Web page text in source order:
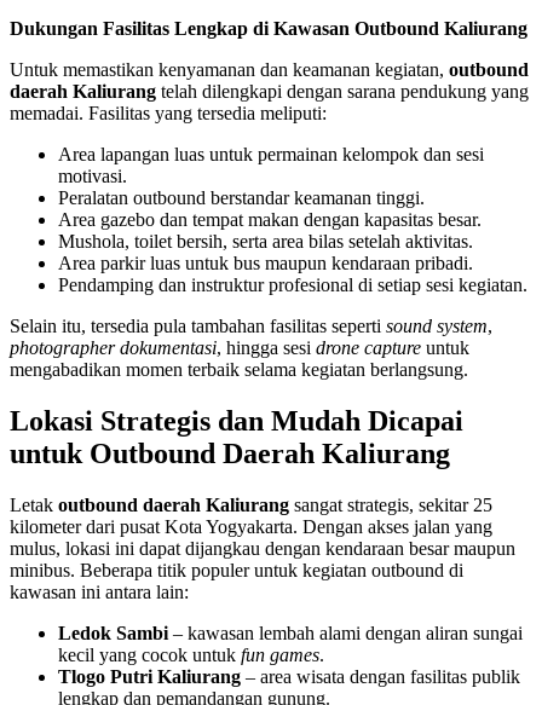
Dukungan Fasilitas Lengkap di Kawasan Outbound Kaliurang
Untuk memastikan kenyamanan dan keamanan kegiatan, outbound
daerah Kaliurang telah dilengkapi dengan sarana pendukung yang
memadai. Fasilitas yang tersedia meliputi:
Area lapangan luas untuk permainan kelompok dan sesi
motivasi.
Peralatan outbound berstandar keamanan tinggi.
Area gazebo dan tempat makan dengan kapasitas besar.
Mushola, toilet bersih, serta area bilas setelah aktivitas.
Area parkir luas untuk bus maupun kendaraan pribadi.
Pendamping dan instruktur profesional di setiap sesi kegiatan.
Selain itu, tersedia pula tambahan fasilitas seperti sound system,
photographer dokumentasi, hingga sesi drone capture untuk
mengabadikan momen terbaik selama kegiatan berlangsung.
Lokasi Strategis dan Mudah Dicapai
untuk Outbound Daerah Kaliurang
Letak outbound daerah Kaliurang sangat strategis, sekitar 25
kilometer dari pusat Kota Yogyakarta. Dengan akses jalan yang
mulus, lokasi ini dapat dijangkau dengan kendaraan besar maupun
minibus. Beberapa titik populer untuk kegiatan outbound di
kawasan ini antara lain:
Ledok Sambi – kawasan lembah alami dengan aliran sungai
kecil yang cocok untuk fun games.
Tlogo Putri Kaliurang – area wisata dengan fasilitas publik
lengkap dan pemandangan gunung.